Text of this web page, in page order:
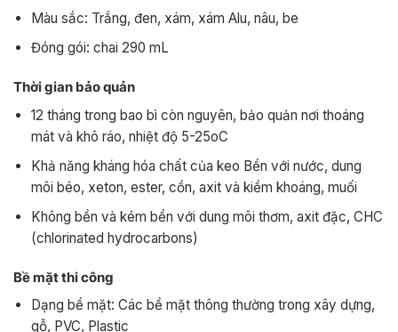
Màu sắc: Trắng, đen, xám, xám Alu, nâu, be
Đóng gói: chai 290 mL
Thời gian bảo quản
12 tháng trong bao bì còn nguyên, bảo quản nơi thoáng
mát và khô ráo, nhiệt độ 5-25oC
Khả năng kháng hóa chất của keo Bền với nước, dung
môi béo, xeton, ester, cồn, axit và kiềm khoáng, muối
Không bền và kém bền với dung môi thơm, axit đặc, CHC
(chlorinated hydrocarbons)
Bề mặt thi công
Dạng bề mặt: Các bề mặt thông thường trong xây dựng,
gỗ, PVC, Plastic